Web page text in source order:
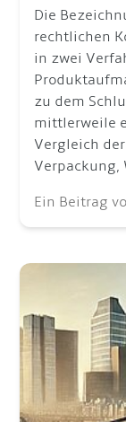
Die
rechtlichen
in zwei
zu dem
mittlerweile
Vergleich
Verpackung,
Ein Beitrag